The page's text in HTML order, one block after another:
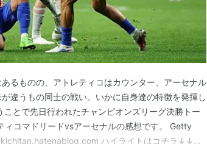
るものの、アトレティコはカウンター、アーセナル
違うもの同士の戦い。いかに自身達の特徴を発揮し
とで先日行われたチャンピオンズリーグ決勝トー
ィコマドリードvsアーセナルの感想です。 Getty
ハイライトはコチラ↓↓